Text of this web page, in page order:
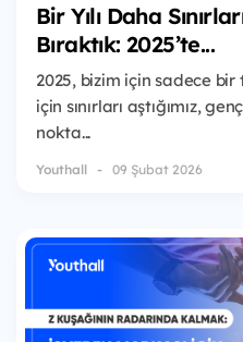
Bir Yılı Daha
Bıraktık: 2025’te...
2025, bizim için sadece
için sınırları aştığımız,
nokta...
Youthall 09 Şubat 2026